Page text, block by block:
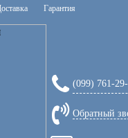
Гарантия
(099) 761-
Обратный